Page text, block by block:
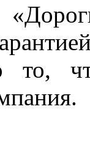
то,